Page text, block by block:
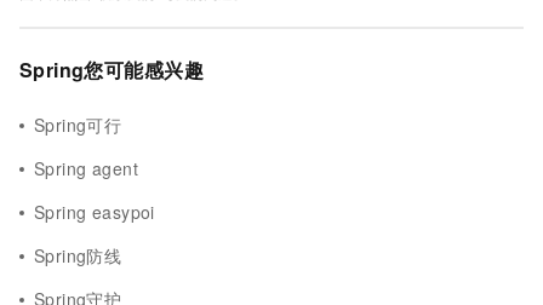
Spring您可能感兴趣
Spring可行
Spring agent
Spring easypoi
Spring防线
Spring守护